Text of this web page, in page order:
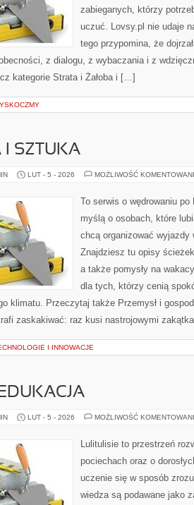
zabieganych, którzy
uczuć. Lovsy.pl nie udaje
tego przypomina, że
z dialogu, z wybaczania i z
kategorie Strata i Żałoba i […]
I SZTUKA
LUT - 5 - 2026 MOŻLIWOŚĆ
To serwis o wędrowaniu
myślą o osobach, które
chcą organizować wyjazdy
Znajdziesz tu opisy
a także pomysły na
dla tych, którzy cenią
klimatu. Przeczytaj także Przemysł i
zaskakiwać: raz kusi nastrojowymi
I INNOWACJE
LUT - 5 - 2026 MOŻLIWOŚĆ
Lulitulisie to przestrzeń
pociechach oraz o
uczenie się w sposób
wiedza są podawane jako